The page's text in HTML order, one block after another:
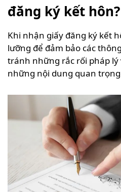
đăng ký kết hôn?
Khi nhận giấy đăng ký kết
lưỡng để đảm bảo các
tránh những rắc rối pháp lý
những nội dung quan